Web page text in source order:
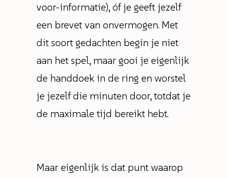
voor-informatie), óf je geeft jezelf
een brevet van onvermogen. Met
dit soort gedachten begin je niet
aan het spel, maar gooi je eigenlijk
de handdoek in de ring en worstel
je jezelf die minuten door, totdat je
de maximale tijd bereikt hebt.
Maar eigenlijk is dat punt waarop